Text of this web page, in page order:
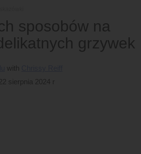
sposobów na
grzywek
sierpnia 2024 r